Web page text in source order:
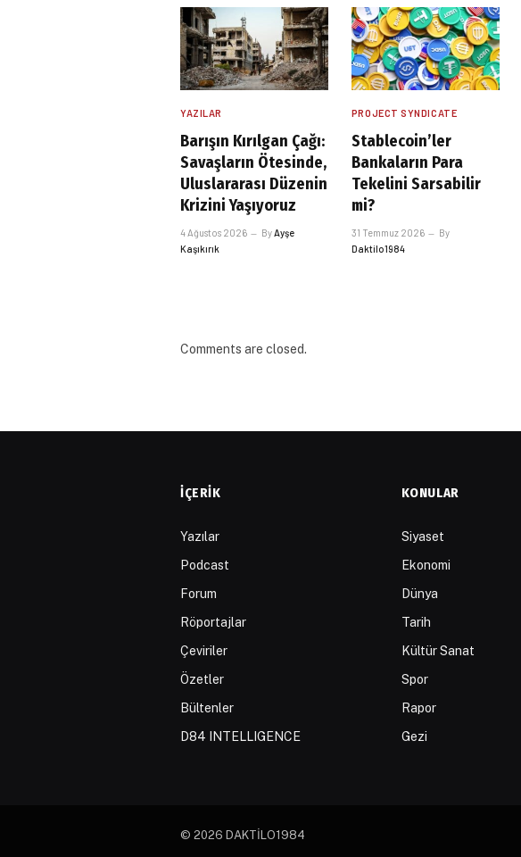
YAZILAR
Barışın Kırılgan Çağı:
Savaşların Ötesinde,
Uluslararası Düzenin
Krizini Yaşıyoruz
4 Ağustos 2026 ByAyşe
Kaşıkırık
PROJECT SYNDICATE
Stablecoin’ler
Bankaların Para
Tekelini Sarsabilir
mi?
31 Temmuz 2026
By
Daktilo1984
Comments are closed.
İÇERIK
Yazılar
Podcast
Forum
Röportajlar
Çeviriler
Özetler
Bültenler
D84 INTELLIGENCE
KONULAR
Siyaset
Ekonomi
Dünya
Tarih
Kültür Sanat
Spor
Rapor
Gezi
© 2026 DAKTİLO1984